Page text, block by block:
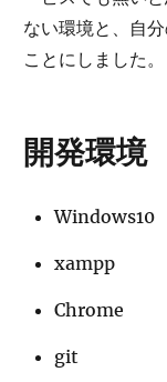
ない環境と、自
ことにしました。
開発環境
Windows10
xampp
Chrome
git